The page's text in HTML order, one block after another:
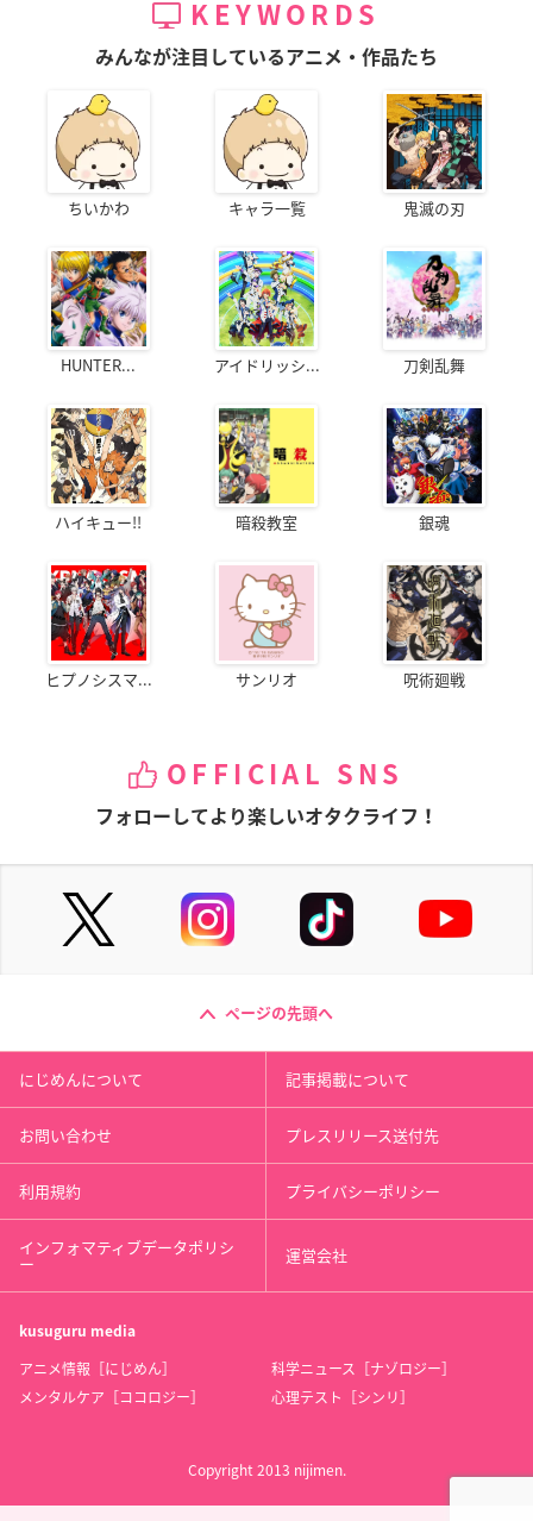
KEYWORDS
みんなが注目しているアニメ・作品たち
ちいかわ キャラ一覧 鬼滅の刃
HUNTER... アイドリッシ... 刀剣乱舞
ハイキュー!! 暗殺教室 銀魂
ヒプノシスマ... サンリオ 呪術廻戦
OFFICIAL SNS
フォローしてより楽しいオタクライフ！
ページの先頭へ
にじめんについて 記事掲載について
お問い合わせ プレスリリース送付先
利用規約 プライバシーポリシー
インフォマティブデータポリシ
ー 運営会社
kusuguru media
アニメ情報［にじめん］
科学ニュース［ナゾロジー］
メンタルケア［ココロジー］
心理テスト［シンリ］
Copyright 2013 nijimen.